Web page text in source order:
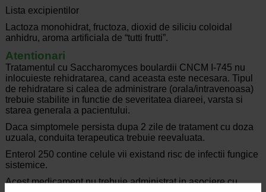
Lista excipientilor
Lactoza monohidrat, fructoza, dioxid de siliciu coloidal
anhidru, aroma artificiala de “tutti frutti”.
Atentionari
Tratamentul cu Saccharomyces boulardii CNCM I-745 nu
inlocuieste rehidratarea, cand aceasta este necesara. Tipul
de rehidratare si calea de administrare (orala/intravenoasa)
trebuie stabilite in functie de severitatea diareei, varsta si
starea generala a pacientului.
Daca simptomele persista dupa 2 zile de tratament cu doza
uzuala, conduita terapeutica trebuie reevaluata.
Enterol 250 contine celule vii existand risc de infectii fungice
sistemice.
Acest medicament nu trebuie administrat in asociere cu